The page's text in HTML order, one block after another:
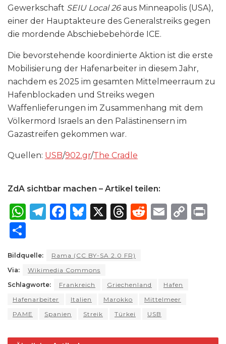
Gewerkschaft SEIU Local 26aus Minneapolis (USA),
einer der Hauptakteure des Generalstreiks gegen
die mordende Abschiebebehörde ICE.
Die bevorstehende koordinierte Aktion ist die erste
Mobilisierung der Hafenarbeiter in diesem Jahr,
nachdem es 2025 im gesamten Mittelmeerraum zu
Hafenblockaden und Streiks wegen
Waffenlieferungen im Zusammenhang mit dem
Völkermord Israels an den Palästinensern im
Gazastreifen gekommen war.
Quellen: USB/902​.gr/The Cradle
ZdA sichtbar machen – Artikel teilen:
W
ts
A
p
p
T
g
ra
m
F
e
b
o
o
B
s
k
y
X
T
a
s
R
E
C
ar
e
Bildquelle:
Rama (CC BY-SA 2.0 FR)
Via:
Wikimedia Commons
Schlagworte:
Frankreich Griechenland
Hafen
Hafenarbeiter
Italien Marokko
Mittelmeer
PAME
Spanien Streik Türkei USB